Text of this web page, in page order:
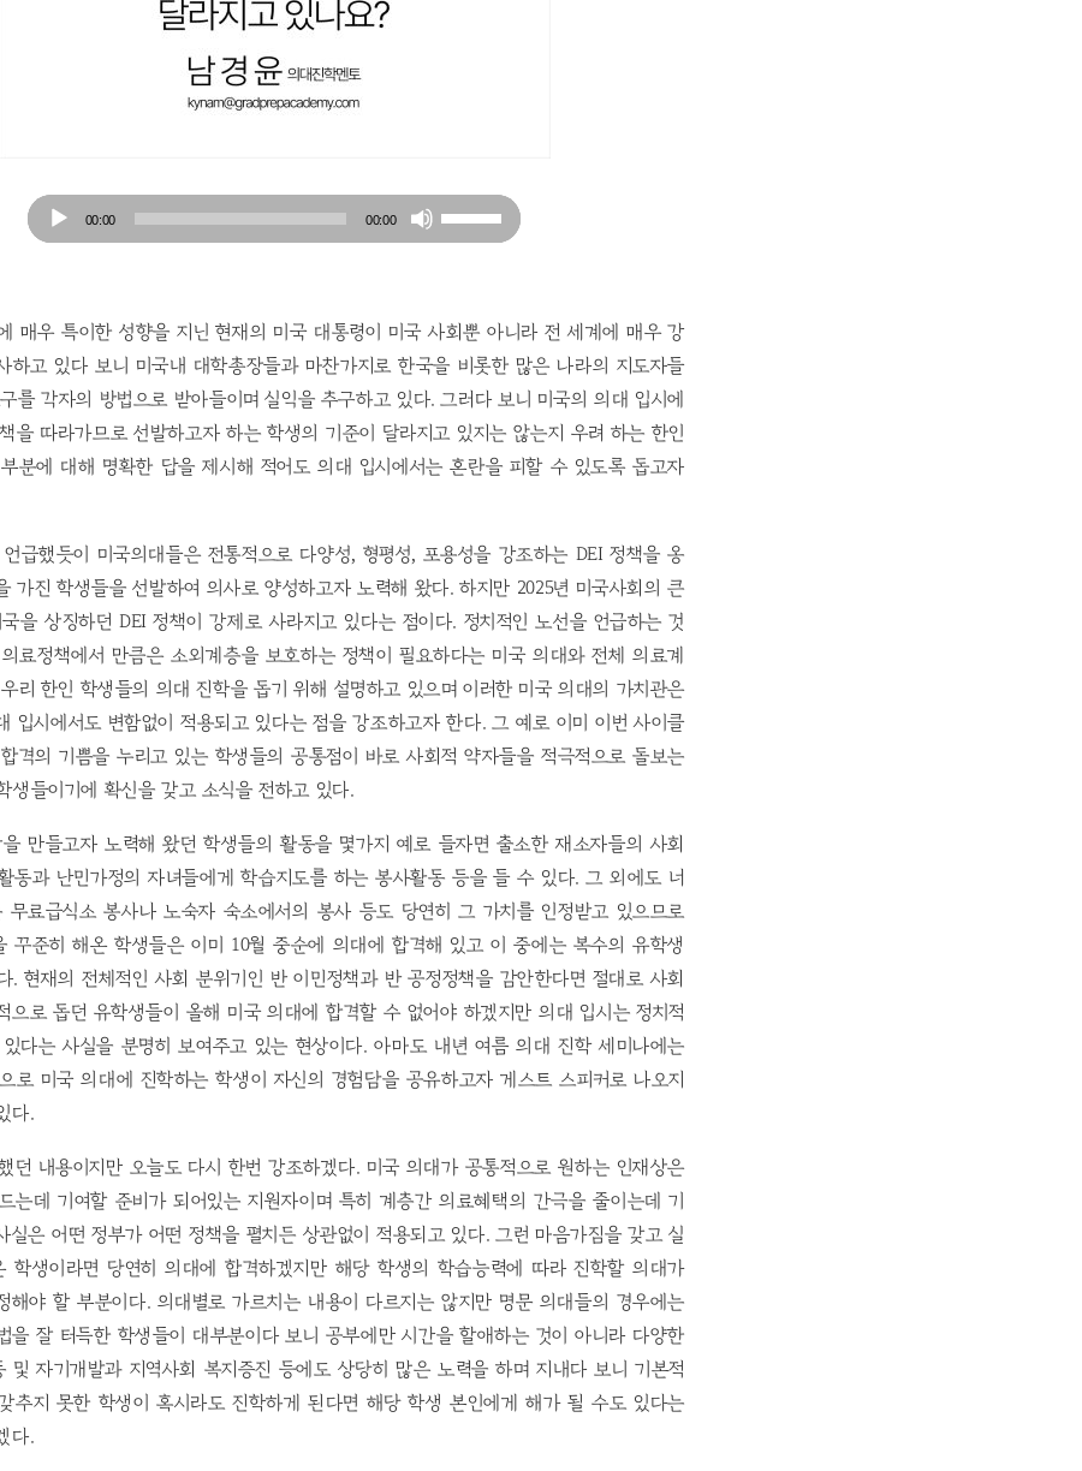
Audio
Player
00:00 00:00
Up/Down
to
increase
or
decrease
volume.
매우 특이한 성향을 지닌 현재의 미국 대통령이 미국 사회뿐 아니라 전 세계에 매우 강
하고 있다 보니 미국내 대학총장들과 마찬가지로 한국을 비롯한 많은 나라의 지도자들
를 각자의 방법으로 받아들이며 실익을 추구하고 있다. 그러다 보니 미국의 의대 입시에
을 따라가므로 선발하고자 하는 학생의 기준이 달라지고 있지는 않는지 우려 하는 한인
분에 대해 명확한 답을 제시해 적어도 의대 입시에서는 혼란을 피할 수 있도록 돕고자
급했듯이 미국의대들은 전통적으로 다양성, 형평성, 포용성을 강조하는 DEI 정책을 옹
가진 학생들을 선발하여 의사로 양성하고자 노력해 왔다. 하지만 2025년 미국사회의 큰
을 상징하던 DEI 정책이 강제로 사라지고 있다는 점이다. 정치적인 노선을 언급하는 것
료정책에서 만큼은 소외계층을 보호하는 정책이 필요하다는 미국 의대와 전체 의료계
리 한인 학생들의 의대 진학을 돕기 위해 설명하고 있으며 이러한 미국 의대의 가치관은
입시에서도 변함없이 적용되고 있다는 점을 강조하고자 한다. 그 예로 이미 이번 사이클
격의 기쁨을 누리고 있는 학생들의 공통점이 바로 사회적 약자들을 적극적으로 돌보는
생들이기에 확신을 갖고 소식을 전하고 있다.
만들고자 노력해 왔던 학생들의 활동을 몇가지 예로 들자면 출소한 재소자들의 사회
동과 난민가정의 자녀들에게 학습지도를 하는 봉사활동 등을 들 수 있다. 그 외에도 너
무료급식소 봉사나 노숙자 숙소에서의 봉사 등도 당연히 그 가치를 인정받고 있으므로
꾸준히 해온 학생들은 이미 10월 중순에 의대에 합격해 있고 이 중에는 복수의 유학생
. 현재의 전체적인 사회 분위기인 반 이민정책과 반 공정정책을 감안한다면 절대로 사회
으로 돕던 유학생들이 올해 미국 의대에 합격할 수 없어야 하겠지만 의대 입시는 정치적
다는 사실을 분명히 보여주고 있는 현상이다. 아마도 내년 여름 의대 진학 세미나에는
로 미국 의대에 진학하는 학생이 자신의 경험담을 공유하고자 게스트 스피커로 나오지
다.
던 내용이지만 오늘도 다시 한번 강조하겠다. 미국 의대가 공통적으로 원하는 인재상은
는데 기여할 준비가 되어있는 지원자이며 특히 계층간 의료혜택의 간극을 줄이는데 기
실은 어떤 정부가 어떤 정책을 펼치든 상관없이 적용되고 있다. 그런 마음가짐을 갖고 실
학생이라면 당연히 의대에 합격하겠지만 해당 학생의 학습능력에 따라 진학할 의대가
해야 할 부분이다. 의대별로 가르치는 내용이 다르지는 않지만 명문 의대들의 경우에는
을 잘 터득한 학생들이 대부분이다 보니 공부에만 시간을 할애하는 것이 아니라 다양한
및 자기개발과 지역사회 복지증진 등에도 상당히 많은 노력을 하며 지내다 보니 기본적
추지 못한 학생이 혹시라도 진학하게 된다면 해당 학생 본인에게 해가 될 수도 있다는
다.